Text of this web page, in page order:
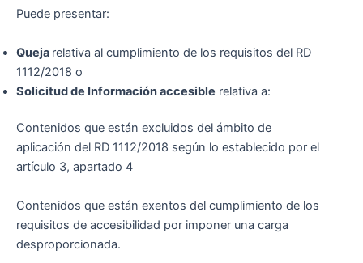
Puede presentar:
Queja relativa al cumplimiento de los requisitos del RD
1112/2018 o
Solicitud de Información accesible relativa a:
Contenidos que están excluidos del ámbito de
aplicación del RD 1112/2018 según lo establecido por el
artículo 3, apartado 4
Contenidos que están exentos del cumplimiento de los
requisitos de accesibilidad por imponer una carga
desproporcionada.